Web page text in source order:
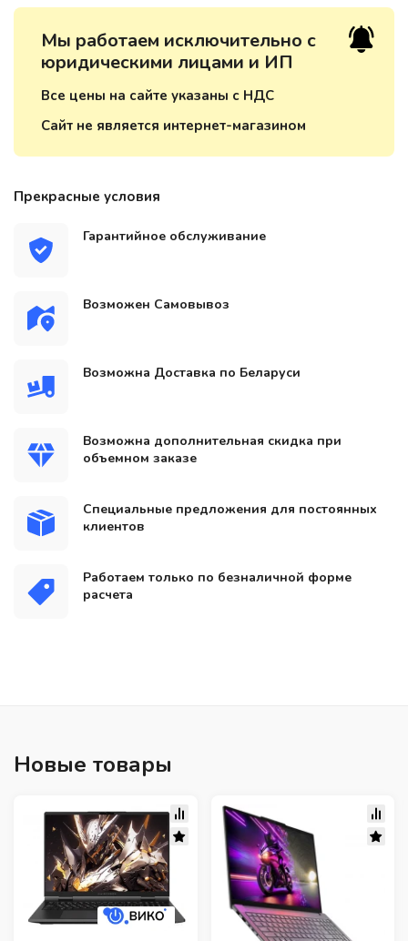
Мы работаем исключительно с
юридическими лицами и ИП
Все цены на сайте указаны с НДС
Сайт не является интернет-магазином
Прекрасные условия
Гарантийное обслуживание
Возможен Самовывоз
Возможна Доставка по Беларуси
Возможна дополнительная скидка при
объемном заказе
Специальные предложения для постоянных
клиентов
Работаем только по безналичной форме
расчета
Новые товары